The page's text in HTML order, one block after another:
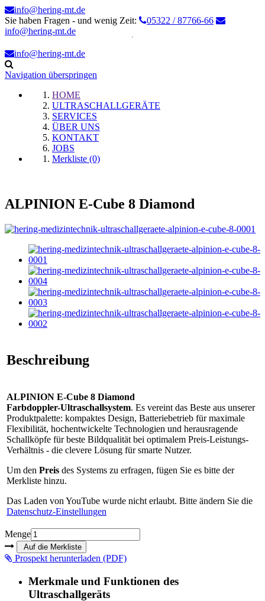
info@hering-mt.de
Sie haben Fragen - und wenig Zeit:
05322 / 87766-66
info@hering-mt.de
info@hering-mt.de
Navigation überspringen
HOME
ULTRASCHALLGERÄTE
SERVICES
ÜBER UNS
KONTAKT
JOBS
Merkliste (0)
ALPINION E-Cube 8 Diamond
Beschreibung
ALPINION E-Cube 8 Diamond
Farbdoppler-Ultraschallsystem. Es vereint das Beste aus unserer
Produktpalette: kompaktes Design, Batteriebetrieb für maximale
Flexibilität, hochentwickelte Technologien und herausragende
Schallköpfe für beste Bildqualität bei optimalem Preis-Leistungs-
Verhältnis - die clevere Lösung für smarte Nutzer.
Um den Preis des Systems zu erfragen, fügen Sie es bitte der
Merkliste hinzu.
Das Laden von YouTube wurde nicht erlaubt. Bitte ändern Sie die
Datenschutz-Einstellungen
Menge
Prospekt herunterladen (PDF)
Merkmale und Funktionen des
Ultraschallgeräts